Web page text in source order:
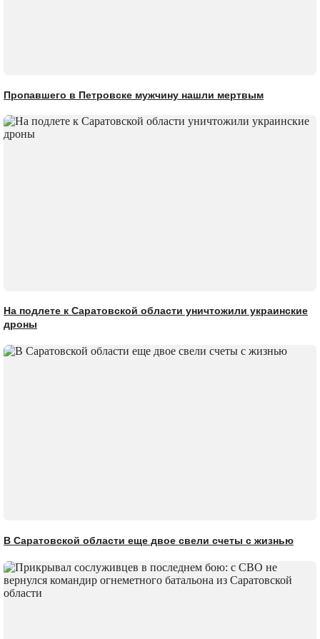
Пропавшего в Петровске мужчину нашли мертвым
На подлете к Саратовской области уничтожили украинские
дроны
В Саратовской области еще двое свели счеты с жизнью